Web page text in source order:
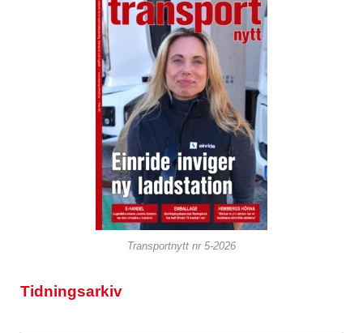
Transportnytt nr 5-2026
Tidningsarkiv